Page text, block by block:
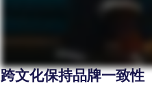
跨文化保持品牌一致性